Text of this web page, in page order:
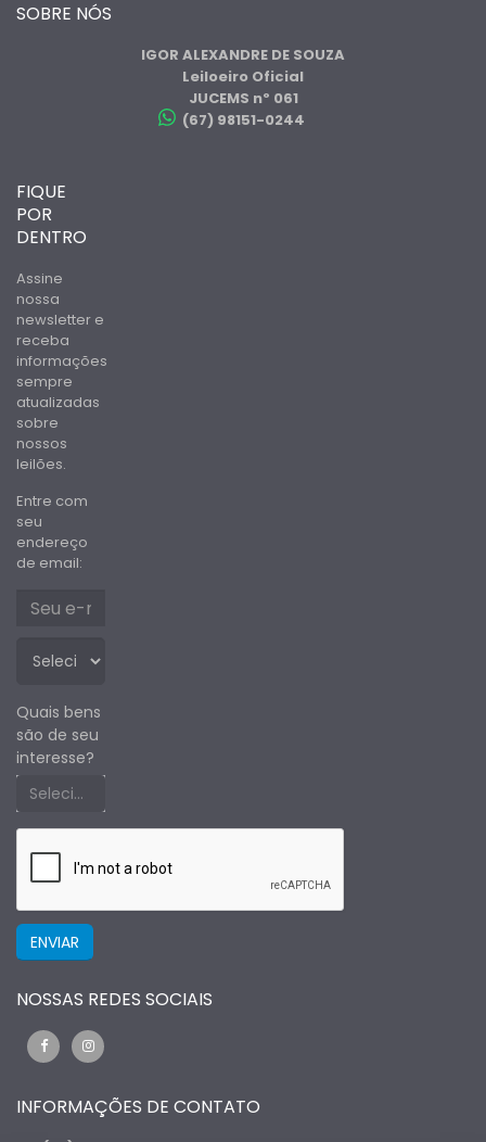
SOBRE NÓS
IGOR ALEXANDRE DE SOUZA
Leiloeiro Oficial
JUCEMS nº 061
(67) 98151-0244
FIQUE
POR
DENTRO
Assine
nossa
newsletter e
receba
informações
sempre
atualizadas
sobre
nossos
leilões.
Entre com
seu
endereço
de email:
Quais bens
são de seu
interesse?
Selecione um estado primeiro
NOSSAS REDES SOCIAIS
INFORMAÇÕES DE CONTATO